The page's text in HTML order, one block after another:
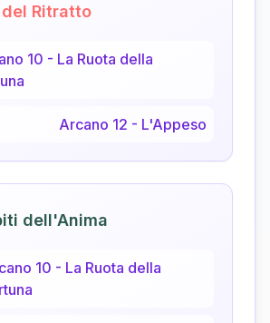
Ritratto
10 - La Ruota della
Arcano 12 - L'Appeso
dell'Anima
10 - La Ruota della